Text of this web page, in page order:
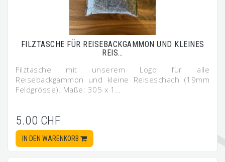
FILZTASCHE FÜR REISEBACKGAMMON UND KLEINES
REIS…
Filztasche mit unserem Logo für alle
Reisebackgammon und kleine Reiseschach (19mm
Feldgrösse). Maße: 305 x 1…
5.00 CHF
IN DEN WARENKORB